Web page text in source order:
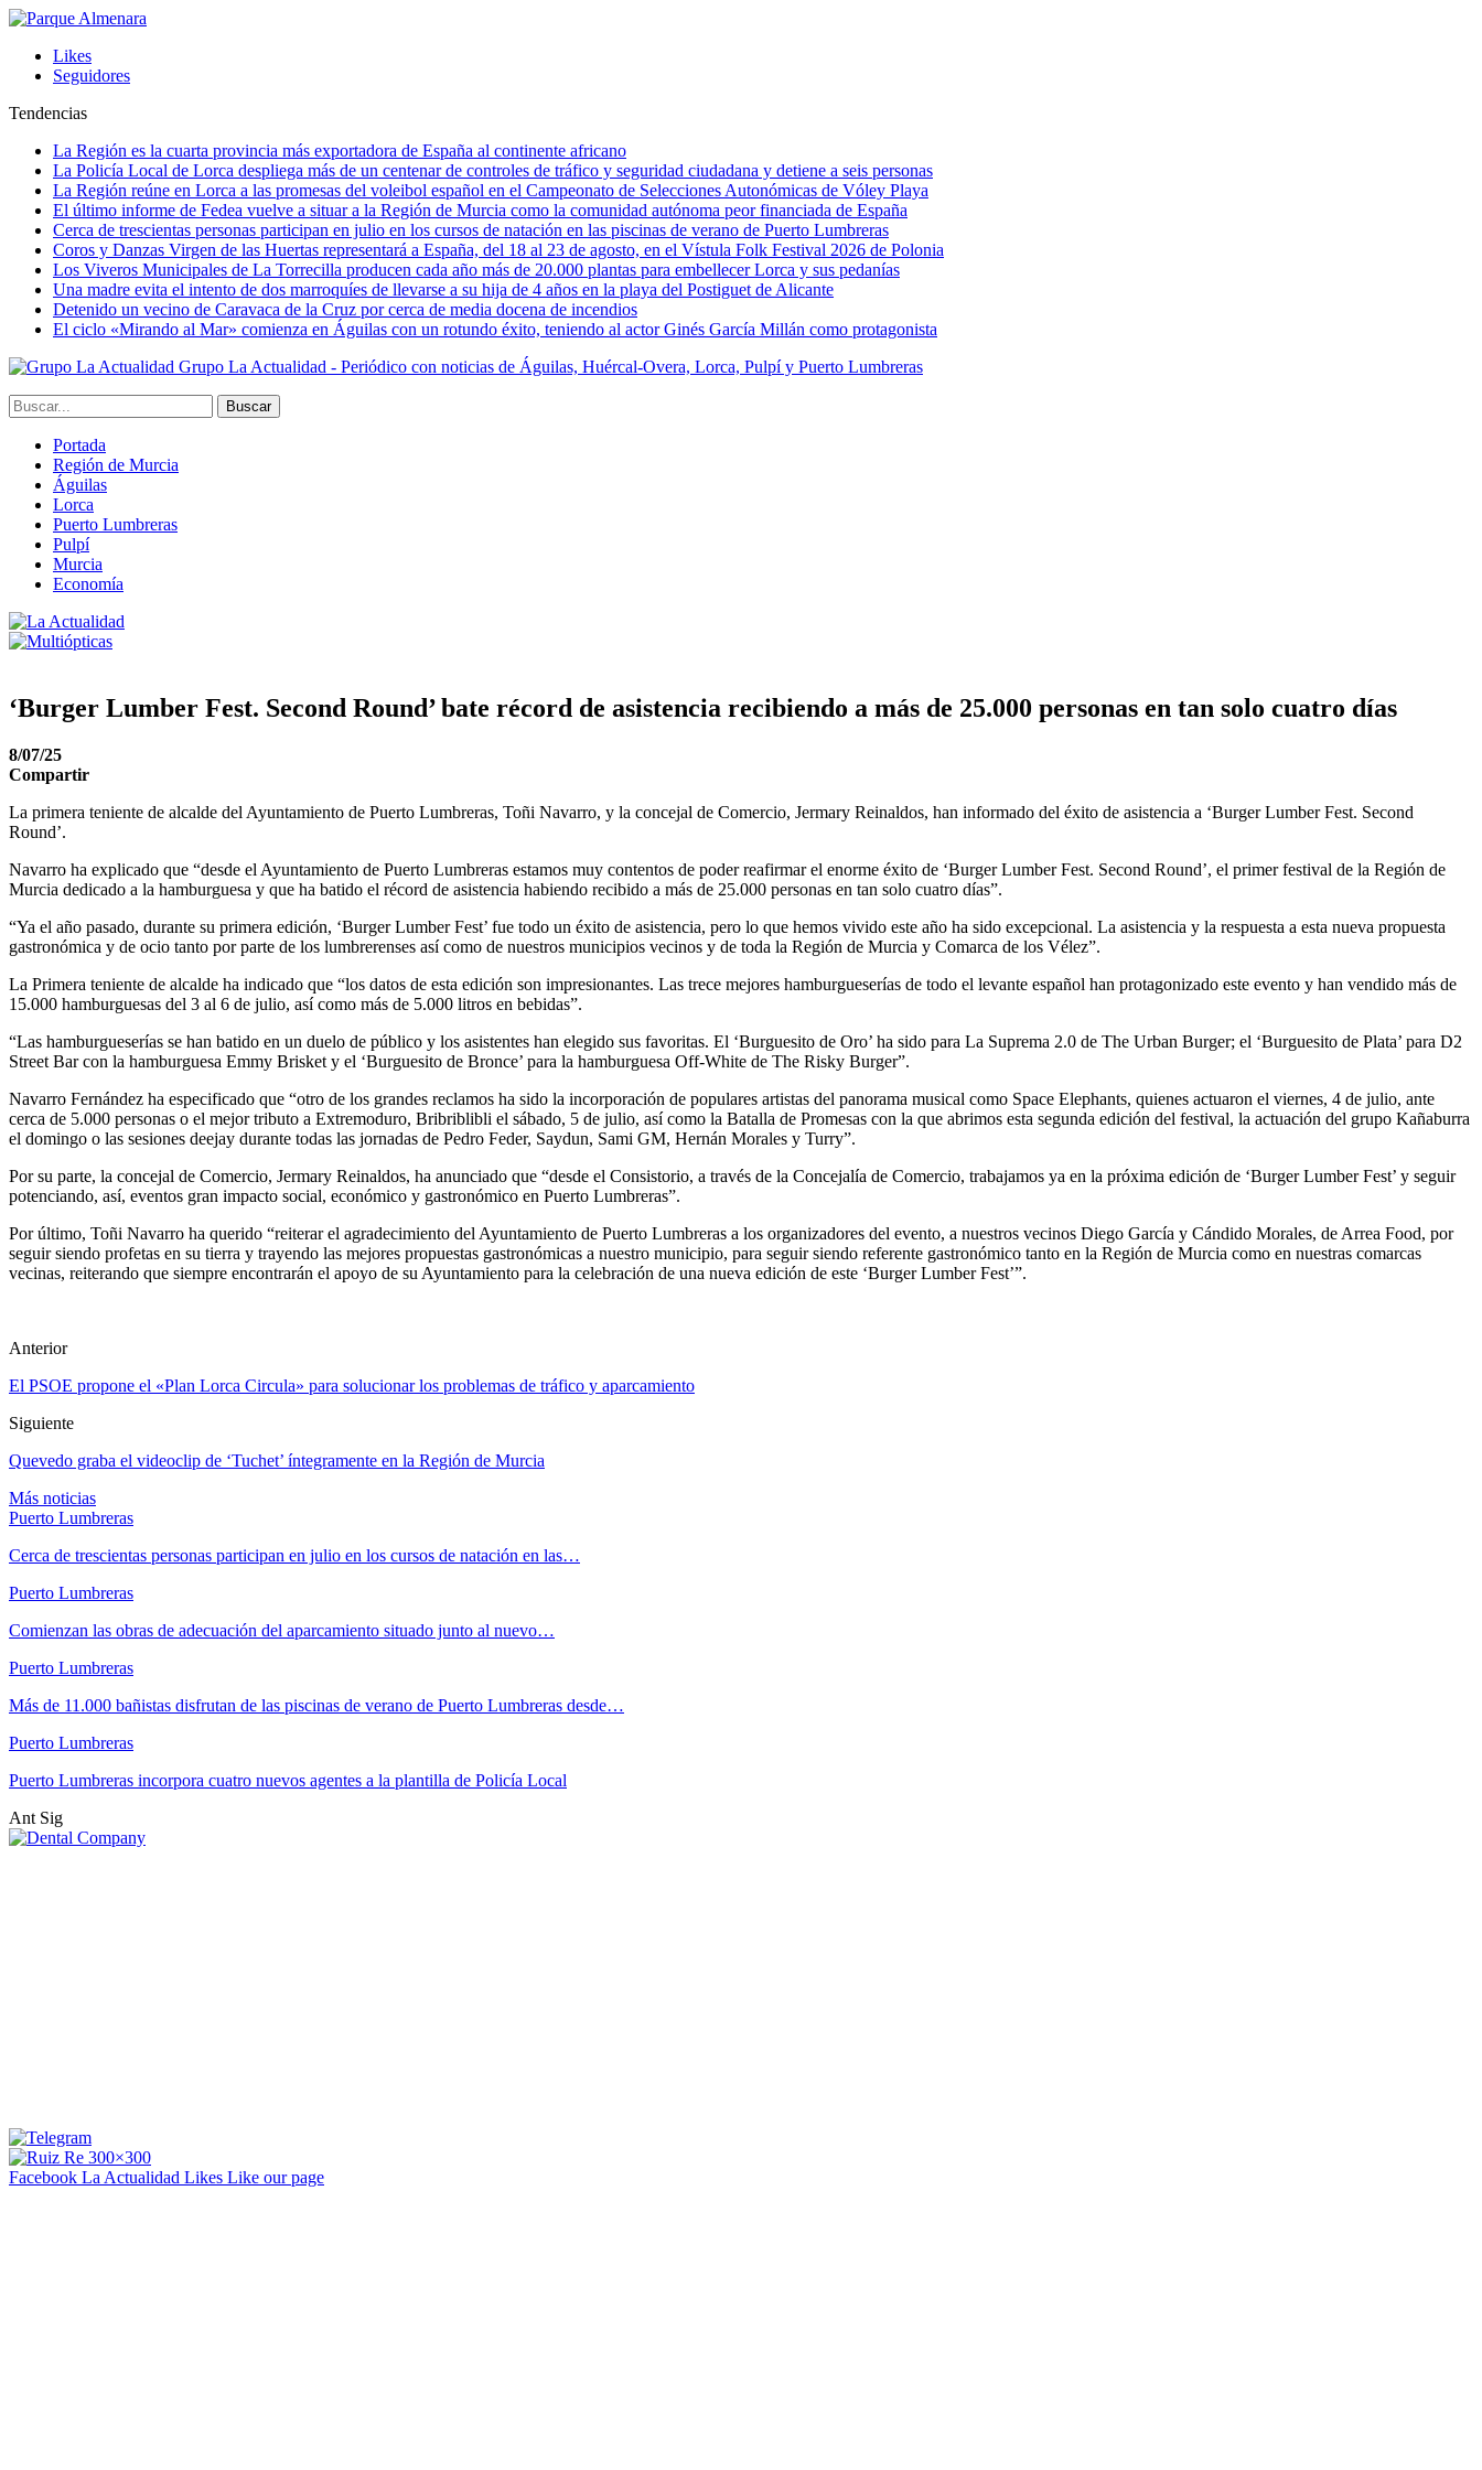
Likes
Seguidores
Tendencias
La Región es la cuarta provincia más exportadora de España al continente africano
La Policía Local de Lorca despliega más de un centenar de controles de tráfico y seguridad ciudadana y detiene a seis personas
La Región reúne en Lorca a las promesas del voleibol español en el Campeonato de Selecciones Autonómicas de Vóley Playa
El último informe de Fedea vuelve a situar a la Región de Murcia como la comunidad autónoma peor financiada de España
Cerca de trescientas personas participan en julio en los cursos de natación en las piscinas de verano de Puerto Lumbreras
Coros y Danzas Virgen de las Huertas representará a España, del 18 al 23 de agosto, en el Vístula Folk Festival 2026 de Polonia
Los Viveros Municipales de La Torrecilla producen cada año más de 20.000 plantas para embellecer Lorca y sus pedanías
Una madre evita el intento de dos marroquíes de llevarse a su hija de 4 años en la playa del Postiguet de Alicante
Detenido un vecino de Caravaca de la Cruz por cerca de media docena de incendios
El ciclo «Mirando al Mar» comienza en Águilas con un rotundo éxito, teniendo al actor Ginés García Millán como protagonista
Grupo La Actualidad - Periódico con noticias de Águilas, Huércal-Overa, Lorca, Pulpí y Puerto Lumbreras
Portada
Región de Murcia
Águilas
Lorca
Puerto Lumbreras
Pulpí
Murcia
Economía
‘Burger Lumber Fest. Second Round’ bate récord de asistencia recibiendo a más de 25.000 personas en tan solo cuatro días
8/07/25
Compartir
La primera teniente de alcalde del Ayuntamiento de Puerto Lumbreras, Toñi Navarro, y la concejal de Comercio, Jermary Reinaldos, han informado del éxito de asistencia a ‘Burger Lumber Fest. Second
Round’.
Navarro ha explicado que “desde el Ayuntamiento de Puerto Lumbreras estamos muy contentos de poder reafirmar el enorme éxito de ‘Burger Lumber Fest. Second Round’, el primer festival de la Región de
Murcia dedicado a la hamburguesa y que ha batido el récord de asistencia habiendo recibido a más de 25.000 personas en tan solo cuatro días”.
“Ya el año pasado, durante su primera edición, ‘Burger Lumber Fest’ fue todo un éxito de asistencia, pero lo que hemos vivido este año ha sido excepcional. La asistencia y la respuesta a esta nueva propuesta
gastronómica y de ocio tanto por parte de los lumbrerenses así como de nuestros municipios vecinos y de toda la Región de Murcia y Comarca de los Vélez”.
La Primera teniente de alcalde ha indicado que “los datos de esta edición son impresionantes. Las trece mejores hamburgueserías de todo el levante español han protagonizado este evento y han vendido más de
15.000 hamburguesas del 3 al 6 de julio, así como más de 5.000 litros en bebidas”.
“Las hamburgueserías se han batido en un duelo de público y los asistentes han elegido sus favoritas. El ‘Burguesito de Oro’ ha sido para La Suprema 2.0 de The Urban Burger; el ‘Burguesito de Plata’ para D2
Street Bar con la hamburguesa Emmy Brisket y el ‘Burguesito de Bronce’ para la hamburguesa Off-White de The Risky Burger”.
Navarro Fernández ha especificado que “otro de los grandes reclamos ha sido la incorporación de populares artistas del panorama musical como Space Elephants, quienes actuaron el viernes, 4 de julio, ante
cerca de 5.000 personas o el mejor tributo a Extremoduro, Bribriblibli el sábado, 5 de julio, así como la Batalla de Promesas con la que abrimos esta segunda edición del festival, la actuación del grupo Kañaburra
el domingo o las sesiones deejay durante todas las jornadas de Pedro Feder, Saydun, Sami GM, Hernán Morales y Turry”.
Por su parte, la concejal de Comercio, Jermary Reinaldos, ha anunciado que “desde el Consistorio, a través de la Concejalía de Comercio, trabajamos ya en la próxima edición de ‘Burger Lumber Fest’ y seguir
potenciando, así, eventos gran impacto social, económico y gastronómico en Puerto Lumbreras”.
Por último, Toñi Navarro ha querido “reiterar el agradecimiento del Ayuntamiento de Puerto Lumbreras a los organizadores del evento, a nuestros vecinos Diego García y Cándido Morales, de Arrea Food, por
seguir siendo profetas en su tierra y trayendo las mejores propuestas gastronómicas a nuestro municipio, para seguir siendo referente gastronómico tanto en la Región de Murcia como en nuestras comarcas
vecinas, reiterando que siempre encontrarán el apoyo de su Ayuntamiento para la celebración de una nueva edición de este ‘Burger Lumber Fest’”.
Anterior
El PSOE propone el «Plan Lorca Circula» para solucionar los problemas de tráfico y aparcamiento
Siguiente
Quevedo graba el videoclip de ‘Tuchet’ íntegramente en la Región de Murcia
Más noticias
Puerto Lumbreras
Cerca de trescientas personas participan en julio en los cursos de natación en las…
Puerto Lumbreras
Comienzan las obras de adecuación del aparcamiento situado junto al nuevo…
Puerto Lumbreras
Más de 11.000 bañistas disfrutan de las piscinas de verano de Puerto Lumbreras desde…
Puerto Lumbreras
Puerto Lumbreras incorpora cuatro nuevos agentes a la plantilla de Policía Local
Ant Sig
Facebook La Actualidad Likes Like our page